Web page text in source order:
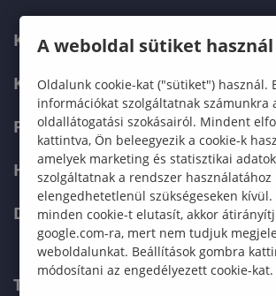
KARUNK
KÉPZÉSEK
FELVÉTELIZŐKNEK
HALLGATÓKNAK
DOKTORI ISKOLA
TELEFONKÖNYV
A weboldal sütiket használ
Oldalunk cookie-kat ("sütiket") használ.
információkat szolgáltatnak számunkra
oldallátogatási szokásairól. Mindent
kattintva, Ön beleegyezik a cookie-k
amelyek marketing és statisztikai
szolgáltatnak a rendszer használatához
elengedhetetlenül szükségeseken
minden cookie-t elutasít, akkor
google.com-ra, mert nem tudjuk
weboldalunkat. Beállítások gombra
módosítani az engedélyezett cookie-kat.